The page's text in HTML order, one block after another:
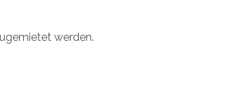
werden.